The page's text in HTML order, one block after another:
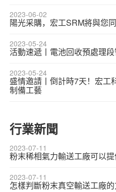
2023-06-02
陽光采購，宏工SRM將與您同
2023-05-24
活動速遞丨電池回收預處理
2023-05-24
盛情邀請丨倒計時7天！宏工
制備工藝
行業新聞
2023-07-11
粉末稀相氣力輸送工廠可以
2023-07-11
怎樣判斷粉末真空輸送工廠的